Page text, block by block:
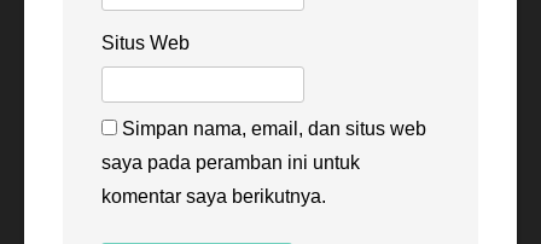
Situs Web
Simpan nama, email, dan situs web
saya pada peramban ini untuk
komentar saya berikutnya.